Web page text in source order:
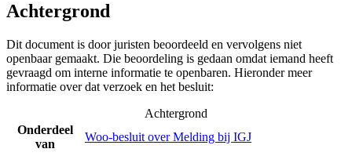
Achtergrond
Dit document is door juristen beoordeeld en vervolgens niet
openbaar gemaakt. Die beoordeling is gedaan omdat iemand heeft
gevraagd om interne informatie te openbaren. Hieronder meer
informatie over dat verzoek en het besluit:
Achtergrond
Onderdeel
van
Woo-besluit over Melding bij IGJ